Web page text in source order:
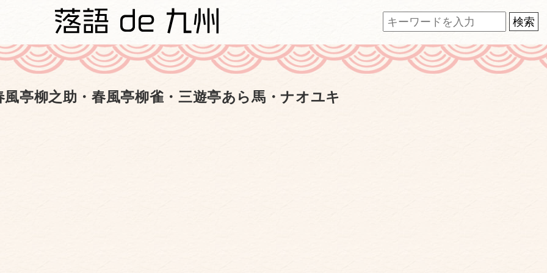
風亭柳之助・春風亭柳雀・三遊亭あら馬・ナオユキ